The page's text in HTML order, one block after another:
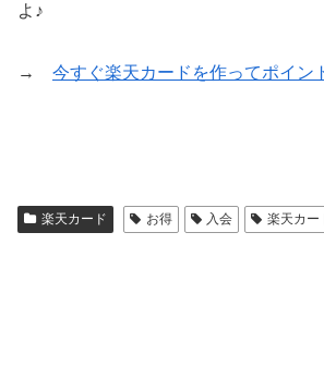
よ♪
→ 今すぐ楽天カードを作ってポイン
楽天カード お得 入会 楽天カー